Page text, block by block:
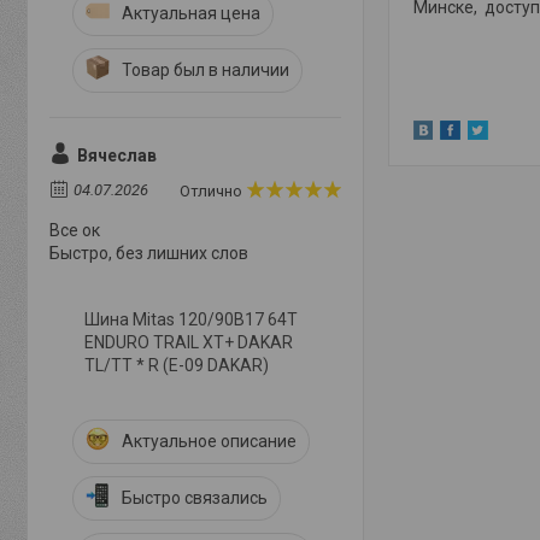
Минске,
Актуальная цена
Товар был в наличии
Вячеслав
04.07.2026 Отлично
Все ок
Быстро, без лишних слов
Шина Mitas 120/90B17 64T
ENDURO TRAIL XT+ DAKAR
TL/TT * R (E-09 DAKAR)
Актуальное описание
Быстро связались